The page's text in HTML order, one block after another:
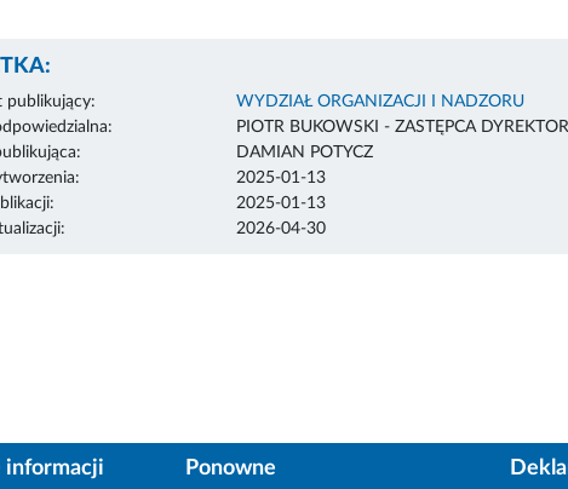
publikujący:
WYDZIAŁ ORGANIZACJI I NADZORU
PIOTR BUKOWSKI - ZASTĘPCA
DAMIAN POTYCZ
2025-01-13
2025-01-13
2026-04-30
informacji
Ponowne